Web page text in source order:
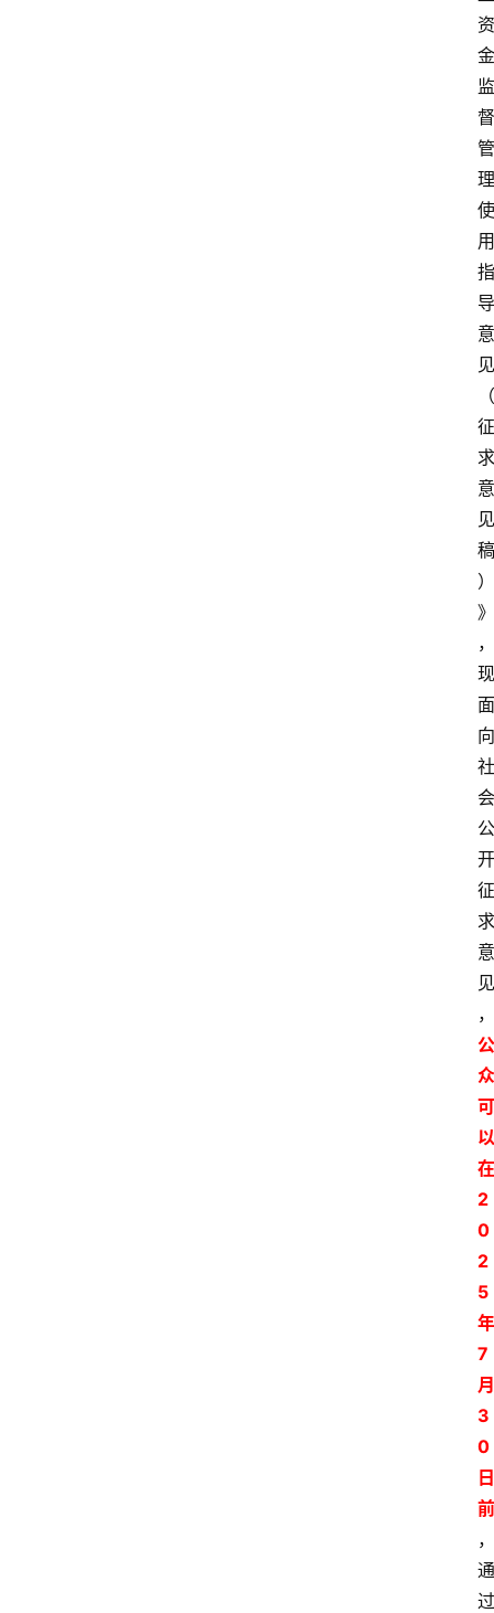
资
金
监
督
管
理
使
用
指
导
意
见
（
征
求
意
见
稿
）
》
，
现
面
向
社
会
公
开
征
求
意
见
，
公
众
可
以
在
2
0
2
5
年
7
月
3
0
日
前
，
通
过